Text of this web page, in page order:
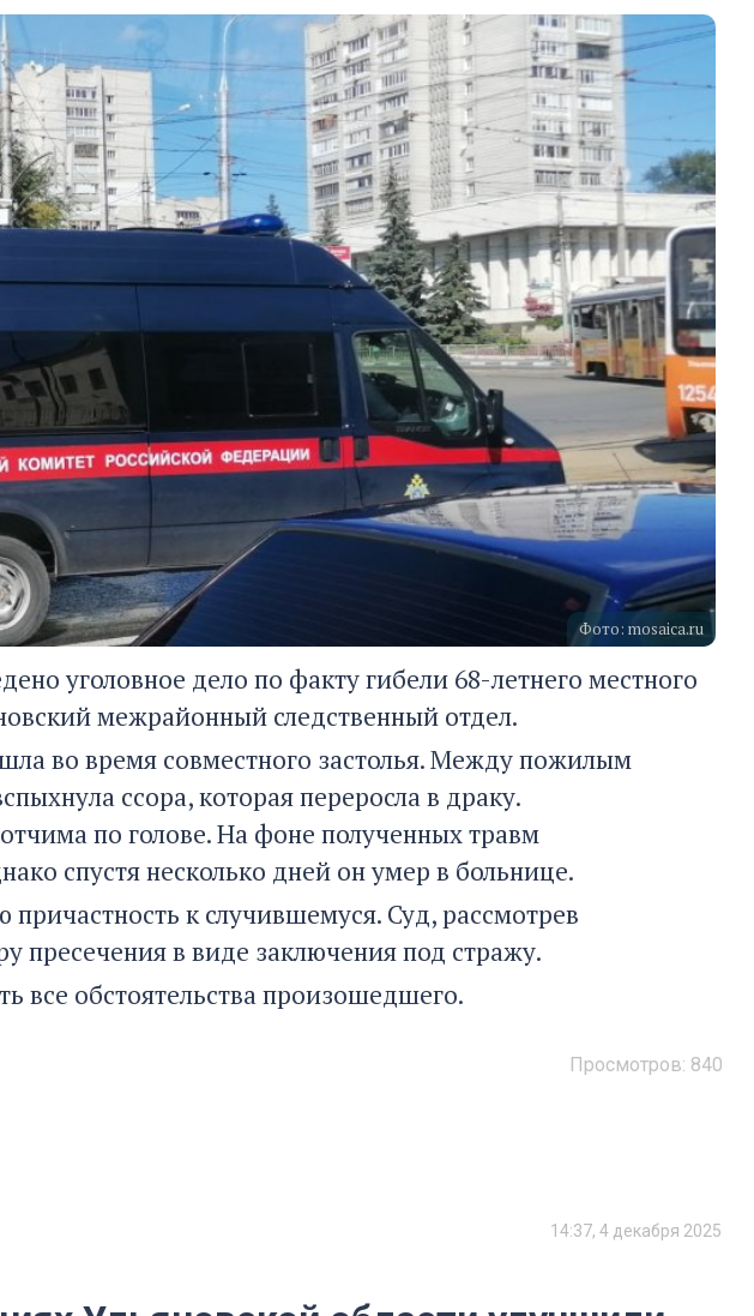
Фото: mosaica.ru
уголовное дело по факту гибели 68-летнего местного
межрайонный следственный отдел.
во время совместного застолья. Между пожилым
ссора, которая переросла в драку.
по голове. На фоне полученных травм
спустя несколько дней он умер в больнице.
к случившемуся. Суд, рассмотрев
пресечения в виде заключения под стражу.
все обстоятельства произошедшего.
Просмотров: 840
14:37, 4 декабря 2025